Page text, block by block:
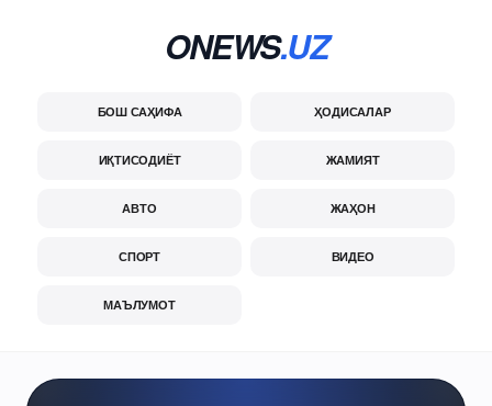
ONEWS.UZ
БОШ САҲИФА ҲОДИСАЛАР
ИҚТИСОДИЁТ ЖАМИЯТ
АВТО ЖАҲОН
СПОРТ ВИДЕО
МАЪЛУМОТ